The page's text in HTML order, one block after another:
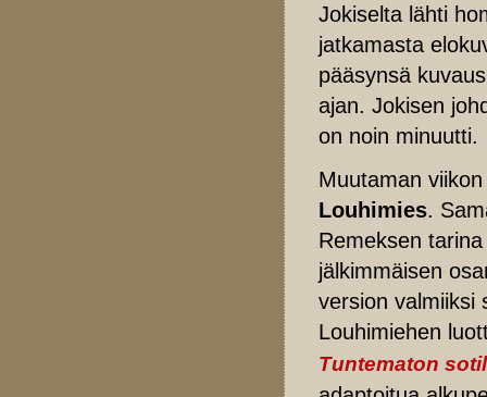
Jokiselta lähti
jatkamasta
pääsynsä
ajan. Jokisen
on noin minuutti.
Muutaman
Louhimies.
Remeksen
jälkimmäisen
version valmiiksi
Louhimiehen
Tuntematon